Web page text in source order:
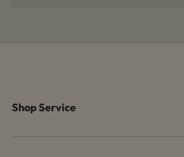
Shop Service